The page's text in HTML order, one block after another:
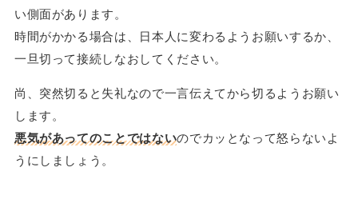
い側面があります。
時間がかかる場合は、日本人に変わるようお願いするか、
一旦切って接続しなおしてください。
尚、突然切ると失礼なので一言伝えてから切るようお願い
します。
悪気があってのことではないのでカッとなって怒らないよ
うにしましょう。